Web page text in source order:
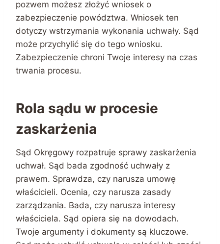
pozwem możesz złożyć wniosek o
zabezpieczenie powództwa. Wniosek ten
dotyczy wstrzymania wykonania uchwały. Sąd
może przychylić się do tego wniosku.
Zabezpieczenie chroni Twoje interesy na czas
trwania procesu.
Rola sądu w procesie
zaskarżenia
Sąd Okręgowy rozpatruje sprawy zaskarżenia
uchwał. Sąd bada zgodność uchwały z
prawem. Sprawdza, czy narusza umowę
właścicieli. Ocenia, czy narusza zasady
zarządzania. Bada, czy narusza interesy
właściciela. Sąd opiera się na dowodach.
Twoje argumenty i dokumenty są kluczowe.